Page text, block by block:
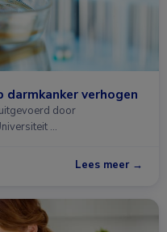
verhogen
door
…
Lees meer →